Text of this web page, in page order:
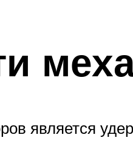
является